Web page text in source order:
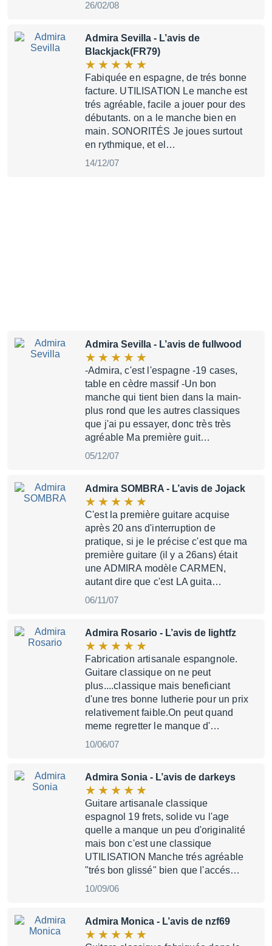
26/02/08
Admira Sevilla - L’avis de
Blackjack(FR79)
Fabiquée en espagne, de trés bonne
facture. UTILISATION Le manche est
trés agréable, facile a jouer pour des
débutants. on a le manche bien en
main. SONORITÉS Je joues surtout
en rythmique, et el…
14/12/07
Admira Sevilla - L’avis de fullwood
-Admira, c'est l'espagne -19 cases,
table en cèdre massif -Un bon
manche qui tient bien dans la main-
plus rond que les autres classiques
que j'ai pu essayer, donc très très
agréable Ma première guit…
05/12/07
Admira SOMBRA - L’avis de Jojack
C'est la première guitare acquise
après 20 ans d'interruption de
pratique, si je le précise c'est que ma
première guitare (il y a 26ans) était
une ADMIRA modèle CARMEN,
autant dire que c'est LA guita…
06/11/07
Admira Rosario - L’avis de lightfz
Fabrication artisanale espangnole.
Guitare classique on ne peut
plus....classique mais beneficiant
d'une tres bonne lutherie pour un prix
relativement faible.On peut quand
meme regretter le manque d'…
10/06/07
Admira Sonia - L’avis de darkeys
Guitare artisanale classique
espagnol 19 frets, solide vu l'age
quelle a manque un peu d'originalité
mais bon c'est une classique
UTILISATION Manche trés agréable
"trés bon glissé" bien que l'accés…
10/09/06
Admira Monica - L’avis de nzf69